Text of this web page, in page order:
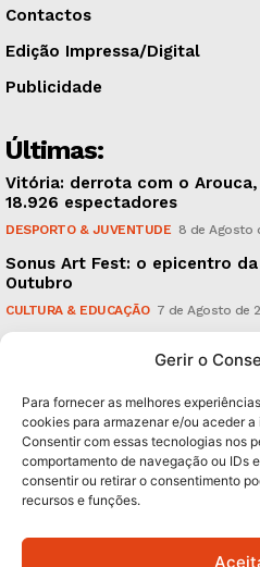
Gerir o
Para fornecer as melhores
cookies para armazenar e/ou aceder
Consentir com essas tecnologias nos
comportamento de navegação ou IDs
consentir ou retirar o consentimento
recursos e funções.
Contactos
Edição Impressa/Digital
Publicidade
Últimas:
Vitória: derrota com o
18.926 espectadores
DESPORTO & JUVENTUDE 8 de Agosto
Sonus Art Fest: o epicentro
Outubro
CULTURA & EDUCAÇÃO 7 de Agosto de
Subscreva